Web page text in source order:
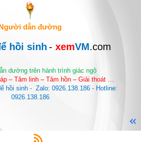
Người dẫn đường
hồi sinh - xemVM.com
dường trên hành trình giác ngộ
– Tâm linh – Tâm hồn – Giải thoát …
hồi sinh -  Zalo: 0926.138.186 - Hotline:
0926.138.186